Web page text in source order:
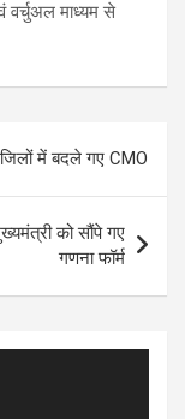
वर्चुअल माध्यम से
में बदले गए CMO
को सौंपे गए
गणना फॉर्म